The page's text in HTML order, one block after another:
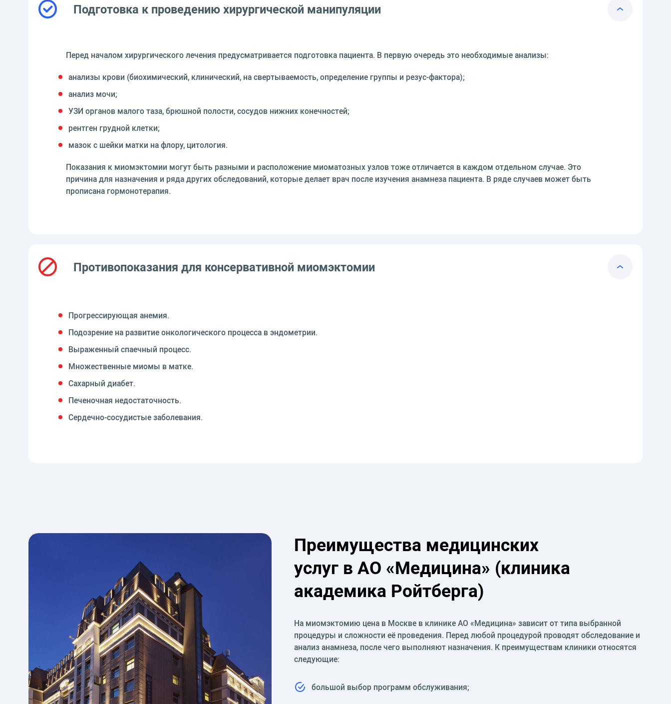
Подготовка к проведению хирургической манипуляции
Перед началом хирургического лечения предусматривается подготовка пациента. В первую очередь это необходимые анализы:
анализы крови (биохимический, клинический, на свертываемость, определение группы и резус-фактора);
анализ мочи;
УЗИ органов малого таза, брюшной полости, сосудов нижних конечностей;
рентген грудной клетки;
мазок с шейки матки на флору, цитология.
Показания к миомэктомии могут быть разными и расположение миоматозных узлов тоже отличается в каждом отдельном случае. Это
причина для назначения и ряда других обследований, которые делает врач после изучения анамнеза пациента. В ряде случаев может быть
прописана гормонотерапия.
Противопоказания для консервативной миомэктомии
Прогрессирующая анемия.
Подозрение на развитие онкологического процесса в эндометрии.
Выраженный спаечный процесс.
Множественные миомы в матке.
Сахарный диабет.
Печеночная недостаточность.
Сердечно-сосудистые заболевания.
Преимущества медицинских
услуг в АО «Медицина» (клиника
академика Ройтберга)
На миомэктомию цена в Москве в клинике АО «Медицина» зависит от типа выбранной
процедуры и сложности её проведения. Перед любой процедурой проводят обследование и
анализ анамнеза, после чего выполняют назначения. К преимуществам клиники относятся
следующие:
большой выбор программ обслуживания;